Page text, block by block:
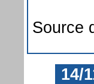
Source
14/